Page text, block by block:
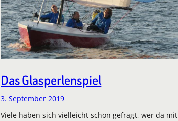
Das Glasperlenspiel
3. September 2019
Viele haben sich vielleicht schon gefragt, wer da mit